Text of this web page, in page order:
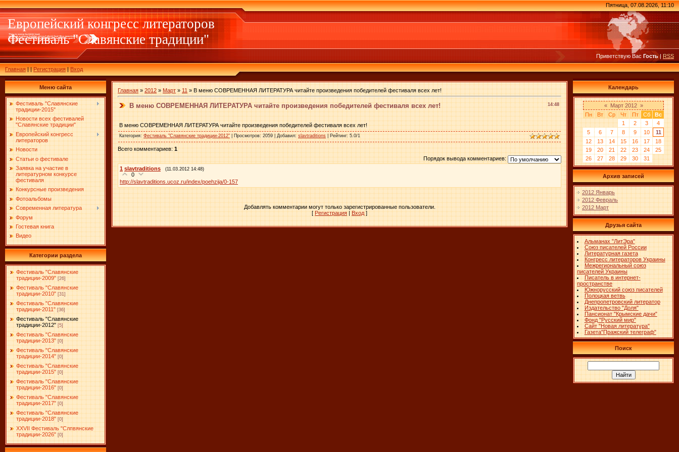
Европейский конгресс литераторов
Фестиваль "Славянские традиции"
Главная||Регистрация|Вход
Пятница, 07.08.2026, 11:10
Приветствую Вас Гость|RSS
Меню сайта
Фестиваль "Славянские
традиции-2015"
Новости всех фестивалей
"Славянские традиции"
Европейский конгресс
литераторов
Новости
Статьи о фестивале
Заявка на участие в
литературном конкурсе
фестиваля
Конкурсные произведения
Фотоальбомы
Современная литература
Форум
Гостевая книга
Видео
Категории раздела
Фестиваль "Славянские
традиции-2009" [26]
Фестиваль "Славянские
традиции-2010" [31]
Фестиваль "Славянские
традиции-2011" [36]
Фестиваль "Славянские
традиции-2012" [5]
Фестиваль "Славянские
традиции-2013" [0]
Фестиваль "Славянские
традиции-2014" [0]
Фестиваль "Славянские
традиции-2015" [0]
Фестиваль "Славянские
традиции-2016" [0]
Фестиваль "Славянские
традиции-2017" [0]
Фестиваль "Славянские
традиции-2018" [0]
XXVII Фестиваль "Слпвянские
традиции-2026" [0]
Главная » 2012 » Март » 11 » В меню СОВРЕМЕННАЯ ЛИТЕРАТУРА читайте произведения победителей фестиваля всех лет!
14:48
В меню СОВРЕМЕННАЯ ЛИТЕРАТУРА читайте произведения победителей фестиваля всех лет!
В меню СОВРЕМЕННАЯ ЛИТЕРАТУРА читайте произведения победителей фестиваля всех лет!
Категория: Фестиваль "Славянские традиции-2012" Просмотров: 2059 | Добавил: slavtraditions Рейтинг: 5.0/1
Всего комментариев: 1
Порядок вывода комментариев:
1 slavtraditions (11.03.2012 14:48)
0
http://slavtraditions.ucoz.ru/index/poehzija/0-157
Добавлять комментарии могут только зарегистрированные пользователи.
[ Регистрация | Вход ]
Календарь
« Март 2012 »
Пн
Вт Ср Чт Пт Сб
Вс
1
2 3
4
5
6 7 8 9 10
11
12
13 14 15 16 17
18
19
20 21 22 23 24
25
26
27 28 29 30 31
Архив записей
2012 Январь
2012 Февраль
2012 Март
Друзья сайта
Альманах "ЛитЭра"
Союз писателей России
Литературная газета
Конгресс литераторов Украины
Межрегиональный союз
писателей Украины
Писатель в интернет-
пространстве
Южнорусский союз писателей
Полоцкая ветвь
Днепропетровский литератор
Издательство "Доля"
Пансионат "Крымские дачи"
Фонд "Русский мир"
Сайт "Новая литература"
Газета"Пражский телеграф"
Поиск